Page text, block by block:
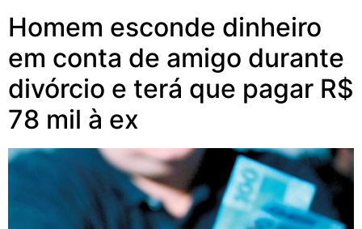
Homem esconde dinheiro
em conta de amigo durante
divórcio e terá que pagar R$
78 mil à ex